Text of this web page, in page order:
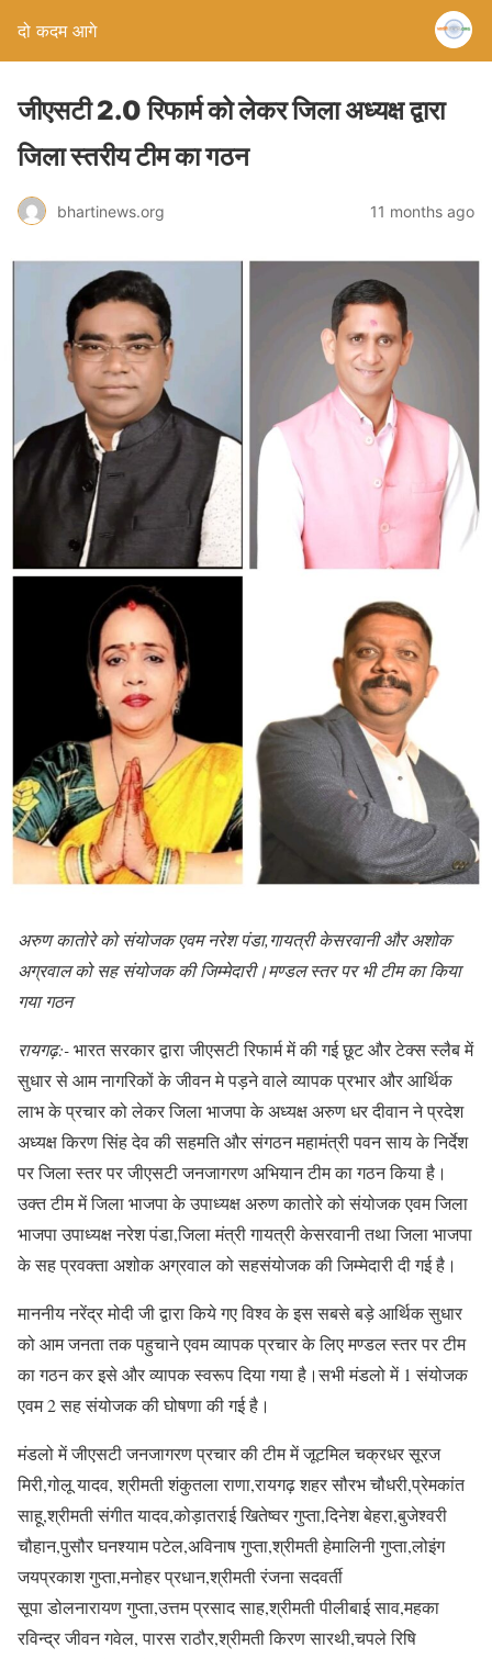
दो कदम आगे
जीएसटी 2.0 रिफार्म को लेकर जिला अध्यक्ष द्वारा
जिला स्तरीय टीम का गठन
bhartinews.org 11 months ago
अरुण कातोरे को संयोजक एवम नरेश पंडा,गायत्री केसरवानी और अशोक
अग्रवाल को सह संयोजक की जिम्मेदारी।मण्डल स्तर पर भी टीम का किया
गया गठन
रायगढ़:-भारत सरकार द्वारा जीएसटी रिफार्म में की गई छूट और टेक्स स्लैब में
सुधार से आम नागरिकों के जीवन मे पड़ने वाले व्यापक प्रभार और आर्थिक
लाभ के प्रचार को लेकर जिला भाजपा के अध्यक्ष अरुण धर दीवान ने प्रदेश
अध्यक्ष किरण सिंह देव की सहमति और संगठन महामंत्री पवन साय के निर्देश
पर जिला स्तर पर जीएसटी जनजागरण अभियान टीम का गठन किया है।
उक्त टीम में जिला भाजपा के उपाध्यक्ष अरुण कातोरे को संयोजक एवम जिला
भाजपा उपाध्यक्ष नरेश पंडा,जिला मंत्री गायत्री केसरवानी तथा जिला भाजपा
के सह प्रवक्ता अशोक अग्रवाल को सहसंयोजक की जिम्मेदारी दी गई है।
माननीय नरेंद्र मोदी जी द्वारा किये गए विश्व के इस सबसे बड़े आर्थिक सुधार
को आम जनता तक पहुचाने एवम व्यापक प्रचार के लिए मण्डल स्तर पर टीम
का गठन कर इसे और व्यापक स्वरूप दिया गया है।सभी मंडलो में 1 संयोजक
एवम 2 सह संयोजक की घोषणा की गई है।
मंडलो में जीएसटी जनजागरण प्रचार की टीम में जूटमिल चक्रधर सूरज
मिरी,गोलू यादव, श्रीमती शंकुतला राणा,रायगढ़ शहर सौरभ चौधरी,प्रेमकांत
साहू,श्रीमती संगीत यादव,कोड़ातराई खितेष्वर गुप्ता,दिनेश बेहरा,बुजेश्वरी
चौहान,पुसौर घनश्याम पटेल,अविनाष गुप्ता,श्रीमती हेमालिनी गुप्ता,लोइंग
जयप्रकाश गुप्ता,मनोहर प्रधान,श्रीमती रंजना सदवर्ती
सूपा डोलनारायण गुप्ता,उत्तम प्रसाद साह,श्रीमती पीलीबाई साव,महका
रविन्द्र जीवन गवेल, पारस राठौर,श्रीमती किरण सारथी,चपले रिषि